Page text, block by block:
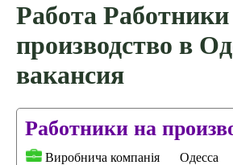
Работа
производство в
вакансия
Работники на
Виробнича компанія Одесса